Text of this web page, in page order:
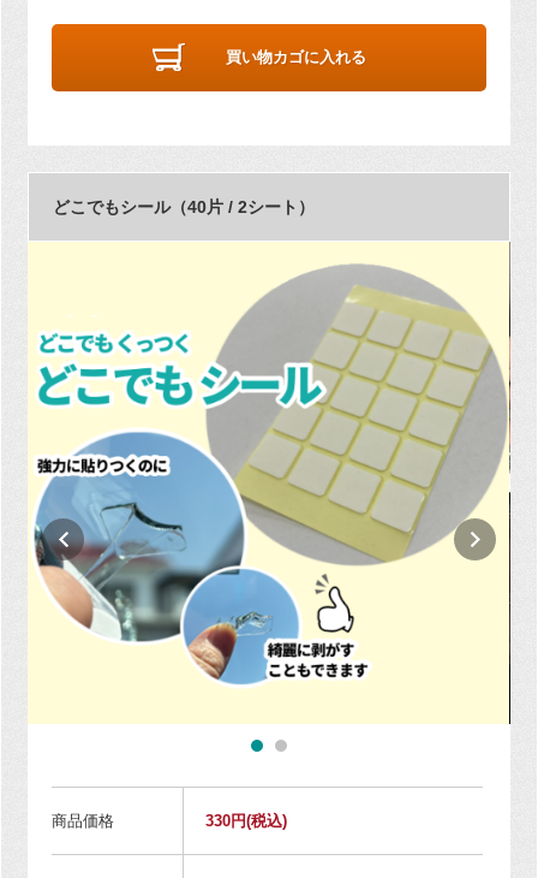
買い物カゴに入れる
どこでもシール（40片 / 2シート）
商品価格 330円(税込)